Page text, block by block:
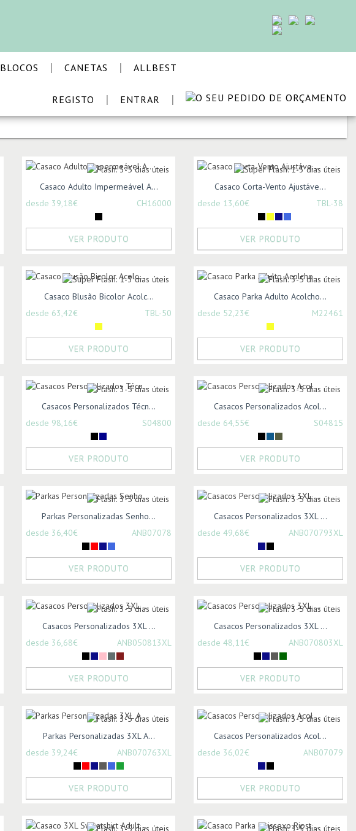
BLOCOS | CANETAS | ALLBEST
|
ENTRAR
|
REGISTO ORDENAR POR:
Casaco Adulto Impermeável A...
desde 39,18€
CH16000
VER PRODUTO
Casaco Corta-Vento Ajustáve...
desde 13,60€
TBL-38
VER PRODUTO
Casaco Blusão Bicolor Acolc...
desde 63,42€
TBL-50
VER PRODUTO
Casaco Parka Adulto Acolcho...
desde 52,23€
M22461
VER PRODUTO
Casacos Personalizados Técn...
desde 98,16€
S04800
VER PRODUTO
Casacos Personalizados Acol...
desde 64,55€
S04815
VER PRODUTO
Parkas Personalizadas Senho...
desde 36,40€
ANB07078
VER PRODUTO
Casacos Personalizados 3XL ...
desde 49,68€
ANB070793XL
VER PRODUTO
Casacos Personalizados 3XL ...
desde 36,68€
ANB050813XL
VER PRODUTO
Casacos Personalizados 3XL ...
desde 48,11€
ANB070803XL
VER PRODUTO
Parkas Personalizadas 3XL A...
desde 39,24€
ANB070763XL
VER PRODUTO
Casacos Personalizados Acol...
desde 36,02€
ANB07079
VER PRODUTO